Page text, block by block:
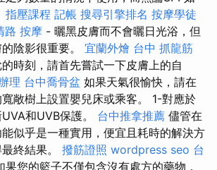
指壓課程 記帳 搜尋引擎排名 按摩學徒
路 按摩 - 曬黑皮膚而不會曬日光浴，但
陰影很重要。 宜蘭外燴 台中 抓龍筋
時刻，請首先嘗試一下皮膚上的自
理 台中喬骨盆 如果天氣很愉快，請在
敞樹上設置嬰兒床或乘客。 1-對應於
和UVB保護。 台中推拿推薦 儘管在
似乎是一種實用，便宜且耗時的解決方
終結果。 撥筋證照 wordpress seo 台
果您的籃子不僅包含沒有處方的藥物，